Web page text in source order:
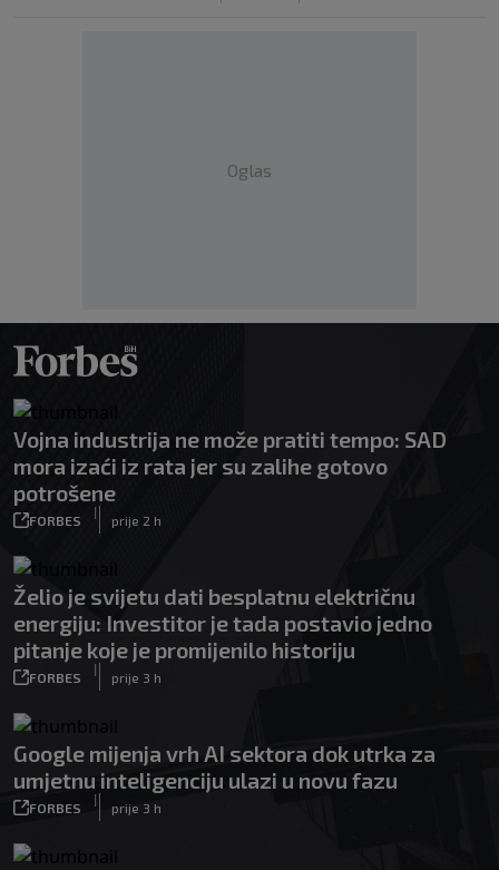
Oglas
Vojna industrija ne može pratiti tempo: SAD
mora izaći iz rata jer su zalihe gotovo
potrošene
FORBES
|
prije 2 h
Želio je svijetu dati besplatnu električnu
energiju: Investitor je tada postavio jedno
pitanje koje je promijenilo historiju
FORBES
|
prije 3 h
Google mijenja vrh AI sektora dok utrka za
umjetnu inteligenciju ulazi u novu fazu
FORBES
|
prije 3 h